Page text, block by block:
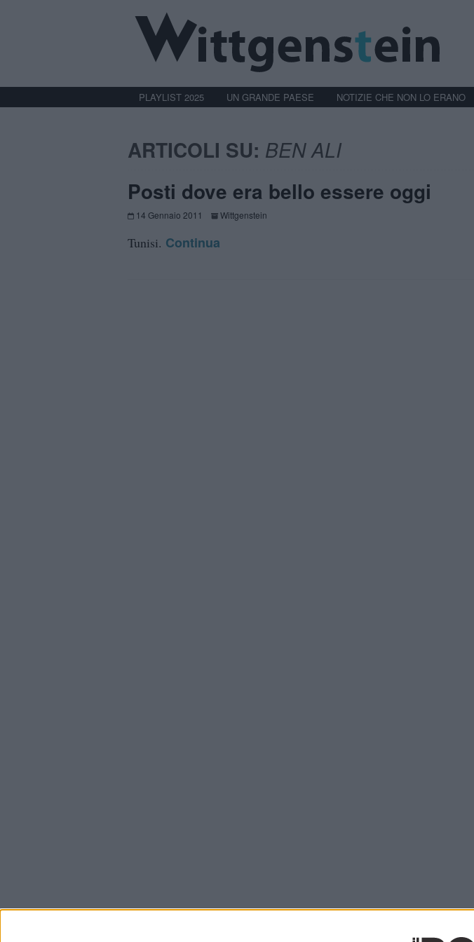
PLAYLIST 2025 UN GRANDE PAESE NOTIZIE CHE NON LO ERANO
ARTICOLI SU: BEN ALI
Posti dove era bello essere oggi
14 Gennaio 2011 Wittgenstein
Tunisi. Continua